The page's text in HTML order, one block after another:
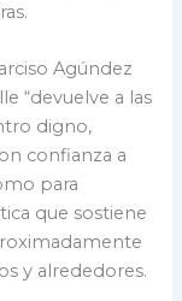
Agúndez
“devuelve a las
digno,
confianza a
para
que sostiene
y alrededores.